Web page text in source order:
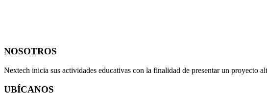
NOSOTROS
Nextech inicia sus actividades educativas con la finalidad de presentar un proyecto
UBÍCANOS